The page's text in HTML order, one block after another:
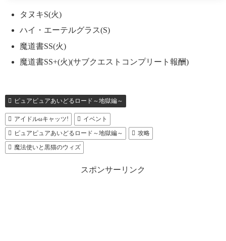
タヌキS(火)
ハイ・エーテルグラス(S)
魔道書SS(火)
魔道書SS+(火)(サブクエストコンプリート報酬)
ピュアピュアあいどるロード～地獄編～
アイドルωキャッツ!
イベント
ピュアピュアあいどるロード～地獄編～
攻略
魔法使いと黒猫のウィズ
スポンサーリンク